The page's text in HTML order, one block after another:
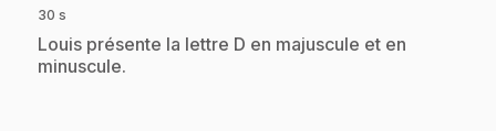
30 s
.Louis présente la lettre D en majuscule et en
minuscule.